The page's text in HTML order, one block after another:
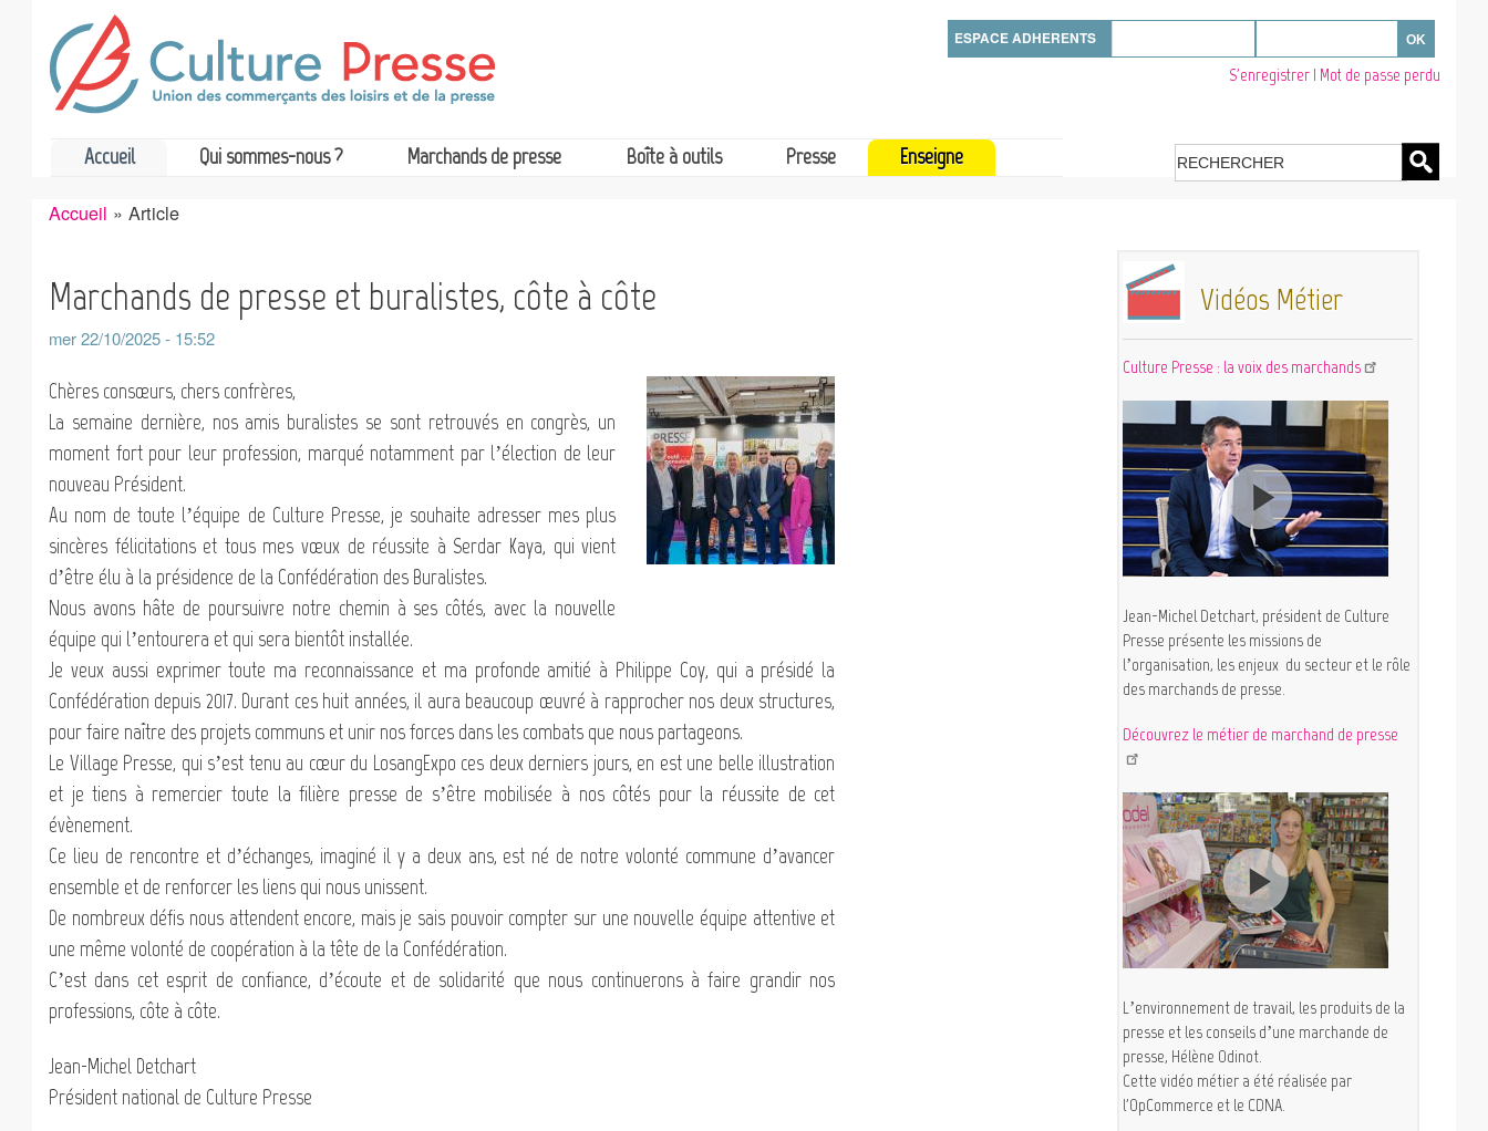
ESPACE ADHERENTS
Saisissez votre nom d'utilisateur ou votre email
Saisissez votre mot de passe
S'enregistrer Mot de passe perdu
Se déconnecter
Accueil Qui sommes-nous ? Marchands de presse Boîte à outils Presse Enseigne
Accueil Article
Marchands de presse et buralistes, côte à côte
mer 22/10/2025 - 15:52
Chères consœurs, chers confrères,
La semaine dernière, nos amis buralistes se sont retrouvés en congrès, un
moment fort pour leur profession, marqué notamment par l’élection de leur
nouveau Président.
Au nom de toute l’équipe de Culture Presse, je souhaite adresser mes plus
sincères félicitations et tous mes vœux de réussite à Serdar Kaya, qui vient
d’être élu à la présidence de la Confédération des Buralistes.
Nous avons hâte de poursuivre notre chemin à ses côtés, avec la nouvelle
équipe qui l’entourera et qui sera bientôt installée.
Je veux aussi exprimer toute ma reconnaissance et ma profonde amitié à Philippe Coy, qui a présidé la
Confédération depuis 2017. Durant ces huit années, il aura beaucoup œuvré à rapprocher nos deux structures,
pour faire naître des projets communs et unir nos forces dans les combats que nous partageons.
Le Village Presse, qui s’est tenu au cœur du LosangExpo ces deux derniers jours, en est une belle illustration
et je tiens à remercier toute la filière presse de s’être mobilisée à nos côtés pour la réussite de cet
évènement.
Ce lieu de rencontre et d’échanges, imaginé il y a deux ans, est né de notre volonté commune d’avancer
ensemble et de renforcer les liens qui nous unissent.
De nombreux défis nous attendent encore, mais je sais pouvoir compter sur une nouvelle équipe attentive et
une même volonté de coopération à la tête de la Confédération.
C’est dans cet esprit de confiance, d’écoute et de solidarité que nous continuerons à faire grandir nos
professions, côte à côte.
Jean-Michel Detchart
Président national de Culture Presse
Vidéos Métier
Culture Presse : la voix des marchands
Jean-Michel Detchart, président de Culture
Presse présente les missions de
l’organisation, les enjeux du secteur et le rôle
des marchands de presse.
Découvrez le métier de marchand de presse
L’environnement de travail, les produits de la
presse et les conseils d’une marchande de
presse, Hélène Odinot.
Cette vidéo métier a été réalisée par
l'OpCommerce et le CDNA.